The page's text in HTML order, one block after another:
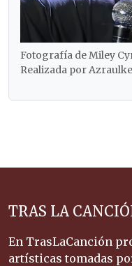
Fotografía de Miley
Realizada por
TRAS LA
En TrasLaCanción
artísticas tomadas